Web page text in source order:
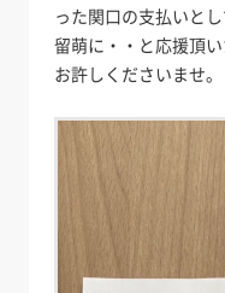
った関口の支払いと
留萌に・・と応援頂
お許しくださいませ。